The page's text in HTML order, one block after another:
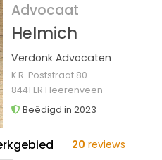
Advocaat
Helmich
Verdonk Advocaten
K.R. Poststraat 80
8441 ER Heerenveen
Beëdigd in 2023
20 reviews